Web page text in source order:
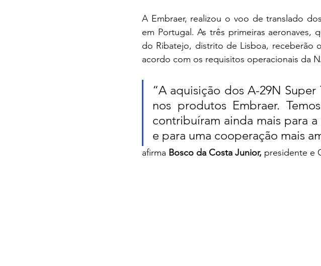
A Embraer, realizou o voo de translado
em Portugal. As três primeiras aeronaves,
do Ribatejo, distrito de Lisboa, receberão
acordo com os requisitos operacionais da
“A aquisição dos A-29N Super
nos produtos Embraer.
contribuíram ainda mais para
e para uma cooperação mais
afirma Bosco da Costa Junior, presidente e